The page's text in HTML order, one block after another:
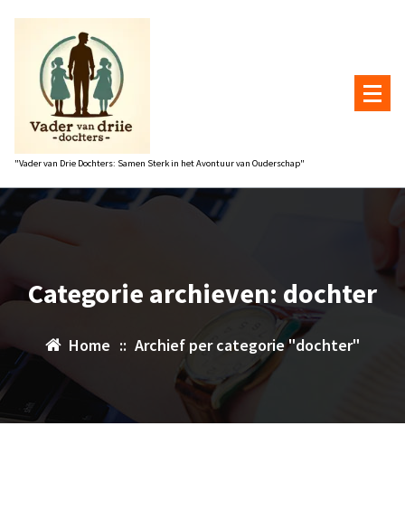
"Vader van Drie Dochters: Samen Sterk in het Avontuur van Ouderschap"
Categorie archieven: dochter
Home :: Archief per categorie "dochter"